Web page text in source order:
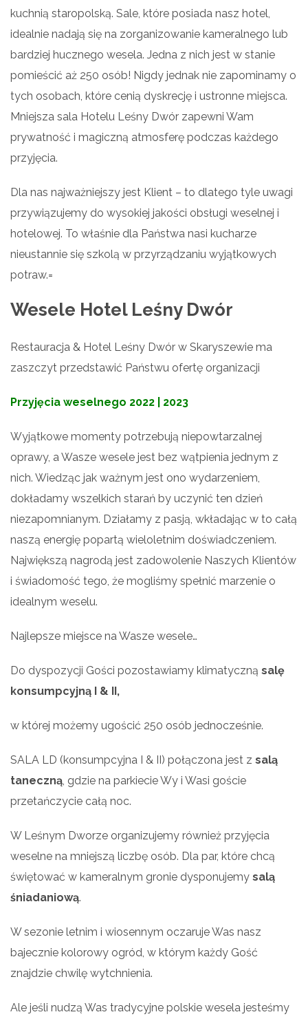
kuchnią staropolską. Sale, które posiada nasz hotel,
idealnie nadają się na zorganizowanie kameralnego lub
bardziej hucznego wesela. Jedna z nich jest w stanie
pomieścić aż 250 osób! Nigdy jednak nie zapominamy o
tych osobach, które cenią dyskrecję i ustronne miejsca.
Mniejsza sala Hotelu Leśny Dwór zapewni Wam
prywatność i magiczną atmosferę podczas każdego
przyjęcia.
Dla nas najważniejszy jest Klient – to dlatego tyle uwagi
przywiązujemy do wysokiej jakości obsługi weselnej i
hotelowej. To właśnie dla Państwa nasi kucharze
nieustannie się szkolą w przyrządzaniu wyjątkowych
potraw.=
Wesele Hotel Leśny Dwór
Restauracja & Hotel Leśny Dwór w Skaryszewie ma
zaszczyt przedstawić Państwu ofertę organizacji
Przyjęcia weselnego 2022 | 2023
Wyjątkowe momenty potrzebują niepowtarzalnej
oprawy, a Wasze wesele jest bez wątpienia jednym z
nich. Wiedząc jak ważnym jest ono wydarzeniem,
dokładamy wszelkich starań by uczynić ten dzień
niezapomnianym. Działamy z pasją, wkładając w to całą
naszą energię popartą wieloletnim doświadczeniem.
Największą nagrodą jest zadowolenie Naszych Klientów
i świadomość tego, że mogliśmy spełnić marzenie o
idealnym weselu.
Najlepsze miejsce na Wasze wesele…
Do dyspozycji Gości pozostawiamy klimatyczną salę
konsumpcyjną I & II,
w której możemy ugościć 250 osób jednocześnie.
SALA LD (konsumpcyjna I & II) połączona jest z salą
taneczną , gdzie na parkiecie Wy i Wasi goście
przetańczycie całą noc.
W Leśnym Dworze organizujemy również przyjęcia
weselne na mniejszą liczbę osób. Dla par, które chcą
świętować w kameralnym gronie dysponujemy salą
śniadaniową.
W sezonie letnim i wiosennym oczaruje Was nasz
bajecznie kolorowy ogród, w którym każdy Gość
znajdzie chwilę wytchnienia.
Ale jeśli nudzą Was tradycyjne polskie wesela jesteśmy